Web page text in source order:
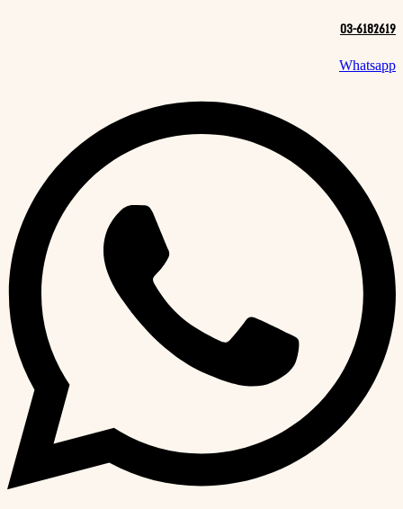
03-6182619
Whatsapp